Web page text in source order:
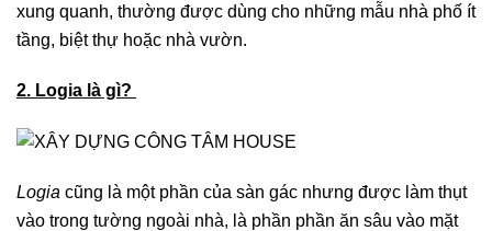
xung quanh, thường được dùng cho những mẫu nhà phố ít
tầng, biệt thự hoặc nhà vườn.
2. Logia là gì?
Logia cũng là một phần của sàn gác nhưng được làm thụt
vào trong tường ngoài nhà, là phần phần ăn sâu vào mặt